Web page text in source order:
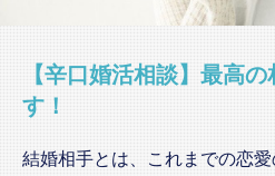
【辛口婚活相談】最高
す！
結婚相手とは、これまでの恋愛